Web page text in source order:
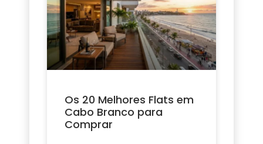
Os 20 Melhores Flats em
Cabo Branco para
Comprar